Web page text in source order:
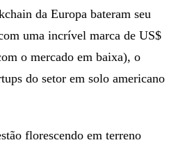
da Europa bateram seu
uma incrível marca de US$
o mercado em baixa), o
do setor em solo americano
florescendo em terreno